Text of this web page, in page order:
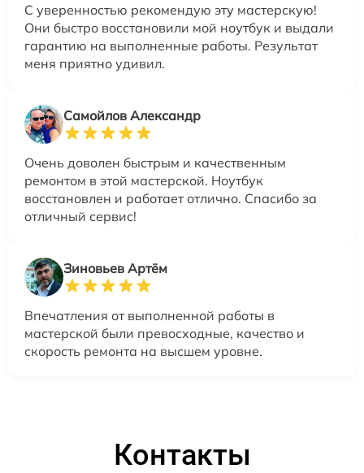
С уверенностью рекомендую эту мастерскую!
Они быстро восстановили мой ноутбук и выдали
гарантию на выполненные работы. Результат
меня приятно удивил.
Самойлов Александр
Очень доволен быстрым и качественным
ремонтом в этой мастерской. Ноутбук
восстановлен и работает отлично. Спасибо за
отличный сервис!
Зиновьев Артём
Впечатления от выполненной работы в
мастерской были превосходные, качество и
скорость ремонта на высшем уровне.
Контакты